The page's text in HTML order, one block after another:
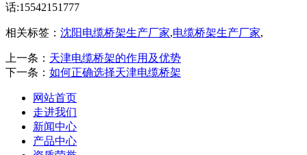
话:15542151777
相关标签： 沈阳电缆桥架生产厂家,电缆桥架生产厂家,
上一条： 天津电缆桥架的作用及优势
下一条： 如何正确选择天津电缆桥架
网站首页
走进我们
新闻中心
产品中心